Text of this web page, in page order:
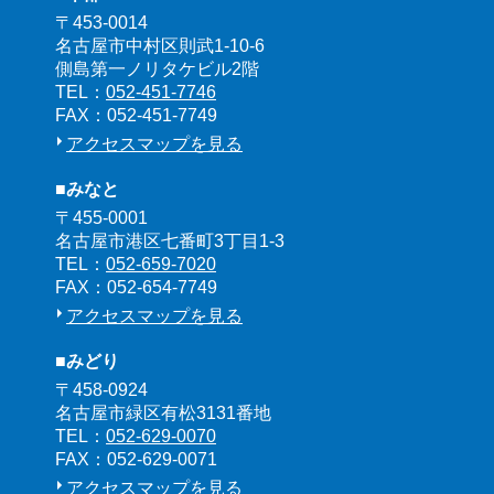
〒453-0014
名古屋市中村区則武1-10-6
側島第一ノリタケビル2階
TEL： 052-451-7746
FAX：052-451-7749
アクセスマップを見る
■みなと
〒455-0001
名古屋市港区七番町3丁目1-3
TEL： 052-659-7020
FAX：052-654-7749
アクセスマップを見る
■みどり
〒458-0924
名古屋市緑区有松3131番地
TEL： 052-629-0070
FAX：052-629-0071
アクセスマップを見る